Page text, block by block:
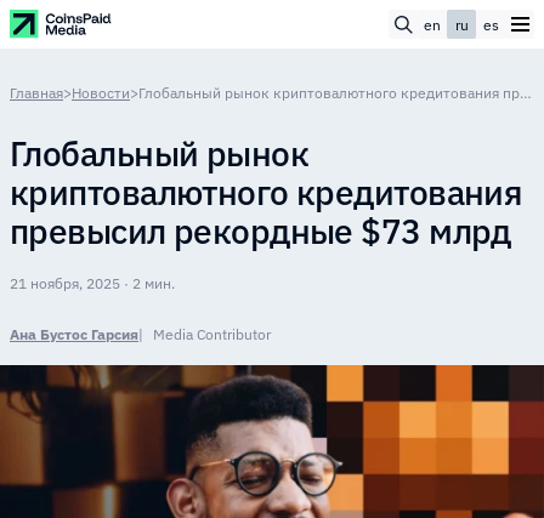
en ru es
Главная>Новости> Глобальный рынок криптовалютного кредитования превысил рекордные $73 млрд
Глобальный рынок
криптовалютного кредитования
превысил рекордные $73 млрд
21 ноября, 2025 · 2 мин.
Ана Бустос Гарсия Media Contributor